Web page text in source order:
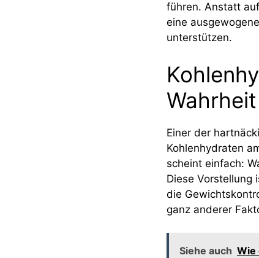
führen. Anstatt
eine
unterstützen.
Einer der
Kohlenhydraten
scheint einfach:
Diese Vorstellung
die
ganz anderer
Siehe auch Wie